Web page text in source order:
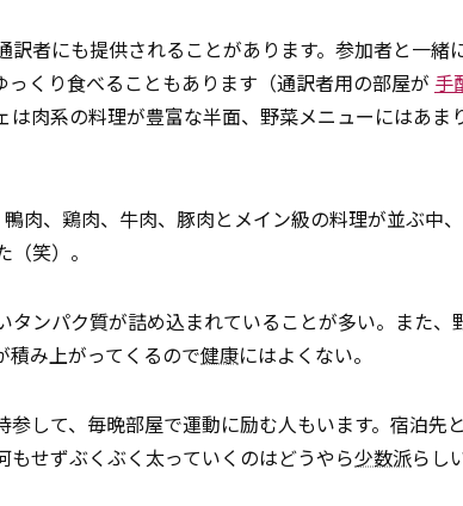
者にも提供されることがあります。参加者と一緒
くり食べることもあります（通訳者用の部屋が 手
肉系の料理が豊富な半面、野菜メニューにはあま
肉、鶏肉、牛肉、豚肉とメイン級の料理が並ぶ中
笑）。
ンパク質が詰め込まれていることが多い。また、
積み上がってくるので健康にはよくない。
して、毎晩部屋で運動に励む人もいます。宿泊先
せずぶくぶく太っていくのはどうやら少数派らし